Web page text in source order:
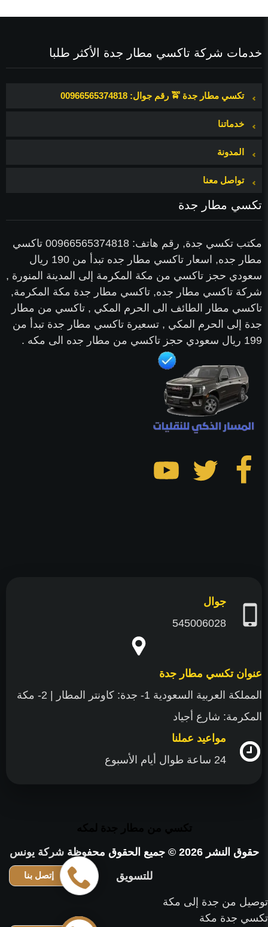
خدمات شركة تاكسي مطار جدة الأكثر طلبا
تكسي مطار جدة 🚖 رقم جوال: 00966565374818
خدماتنا
المدونة
تواصل معنا
تكسي مطار جدة
مكتب تكسي جدة, رقم هاتف: 00966565374818 تاكسي
مطار جده, اسعار تاكسي مطار جده تبدأ من 190 ريال
سعودي حجز تاكسي من مكة المكرمة إلى المدينة المنورة ,
شركة تاكسي مطار جده, تاكسي مطار جدة مكة المكرمة,
تاكسي مطار الطائف الى الحرم المكي , تاكسي من مطار
جدة إلى الحرم المكي , تسعيرة تاكسي مطار جدة تبدأ من
199 ريال سعودي حجز تاكسي من مطار جده الى مكه .
تابعنا
على
تابعنا
على
جوال
545006028
عنوان تكسي مطار جدة
المملكة العربية السعودية 1- جدة: كاونتر المطار | 2- مكة
المكرمة: شارع أجياد
مواعيد عملنا
24 ساعة طوال أيام الأسبوع
حقوق النشر 2026 © جميع الحقوق محفوظة
شركة يونس
للتسويق
توصيل من جدة إلى مكة
تكسي جدة مكة
إتصل بنا